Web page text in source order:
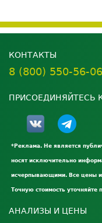
КОНТАКТЫ
8 (800) 550-56-06
ПРИСОЕДИНЯЙТЕСЬ
*Реклама. Не является
носят исключительно
исчерпывающими. Все цены
Точную стоимость уточняйте
АНАЛИЗЫ И ЦЕНЫ